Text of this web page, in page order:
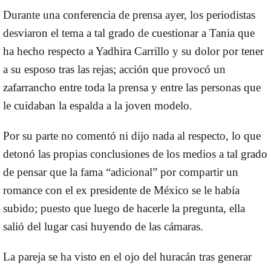
Durante una conferencia de prensa ayer, los periodistas
desviaron el tema a tal grado de cuestionar a Tania que
ha hecho respecto a Yadhira Carrillo y su dolor por tener
a su esposo tras las rejas; acción que provocó un
zafarrancho entre toda la prensa y entre las personas que
le cuidaban la espalda a la joven modelo.
Por su parte no comentó ni dijo nada al respecto, lo que
detonó las propias conclusiones de los medios a tal grado
de pensar que la fama “adicional” por compartir un
romance con el ex presidente de México se le había
subido; puesto que luego de hacerle la pregunta, ella
salió del lugar casi huyendo de las cámaras.
La pareja se ha visto en el ojo del huracán tras generar